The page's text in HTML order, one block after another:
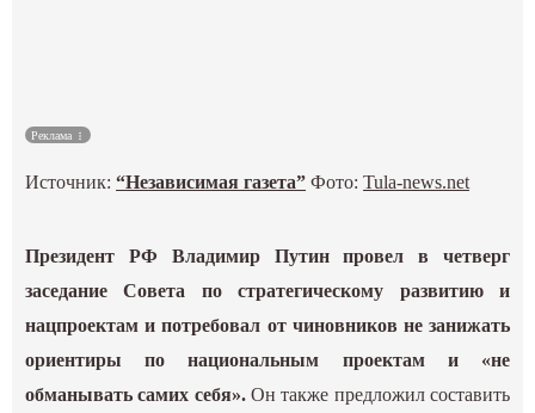
ГИД
Реклама
Источник:“Независимая газета” Фото:Tula-news.net
Президент РФ Владимир Путин провел в четверг
заседание Совета по стратегическому развитию и
нацпроектам и потребовал от чиновников не занижать
ориентиры по национальным проектам и «не
обманывать самих себя». Он также предложил составить